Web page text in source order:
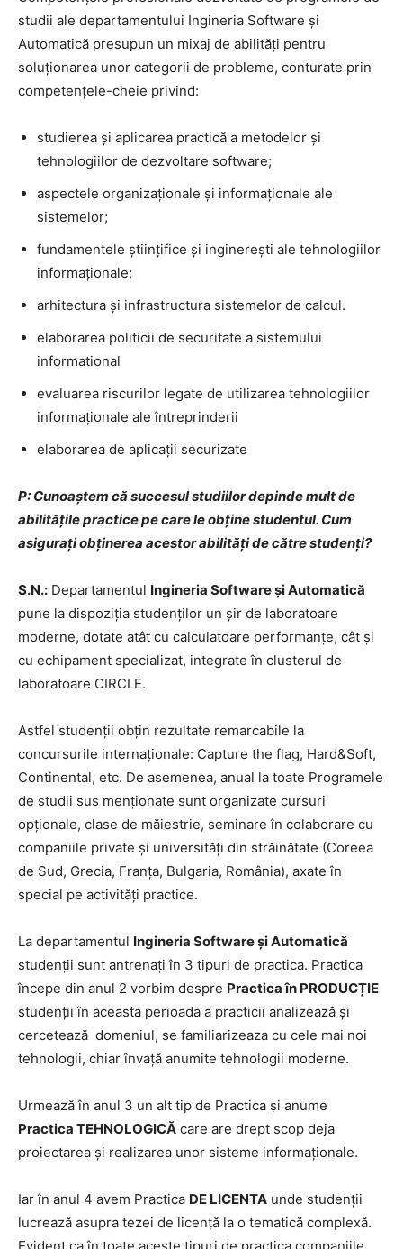
studii ale departamentului Ingineria Software și
Automatică presupun un mixaj de abilități pentru
soluționarea unor categorii de probleme, conturate prin
competențele-cheie privind:
studierea și aplicarea practică a metodelor și
tehnologiilor de dezvoltare software;
aspectele organizaționale și informaționale ale
sistemelor;
fundamentele științifice și inginerești ale tehnologiilor
informaționale;
arhitectura și infrastructura sistemelor de calcul.
elaborarea politicii de securitate a sistemului
informational
evaluarea riscurilor legate de utilizarea tehnologiilor
informaționale ale întreprinderii
elaborarea de aplicații securizate
P: Cunoaștem că succesul studiilor depinde mult de
abilitățile practice pe care le obține studentul. Cum
asigurați obținerea acestor abilități de către studenți?
S.N.: Departamentul Ingineria Software și Automatică
pune la dispoziția studenților un șir de laboratoare
moderne, dotate atât cu calculatoare performanțe, cât și
cu echipament specializat, integrate în clusterul de
laboratoare CIRCLE.
Astfel studenții obțin rezultate remarcabile la
concursurile internaționale: Capture the flag, Hard&Soft,
Continental, etc. De asemenea, anual la toate Programele
de studii sus menționate sunt organizate cursuri
opționale, clase de măiestrie, seminare în colaborare cu
companiile private și universități din străinătate (Coreea
de Sud, Grecia, Franța, Bulgaria, România), axate în
special pe activități practice.
La departamentul Ingineria Software și Automatică
studenții sunt antrenați în 3 tipuri de practica. Practica
începe din anul 2 vorbim despre Practica în PRODUCȚIE
studenții în aceasta perioada a practicii analizează și
cercetează domeniul, se familiarizeaza cu cele mai noi
tehnologii, chiar învață anumite tehnologii moderne.
Urmează în anul 3 un alt tip de Practica și anume
Practica TEHNOLOGICĂ care are drept scop deja
proiectarea și realizarea unor sisteme informaționale.
Iar în anul 4 avem Practica DE LICENTA unde studenții
lucrează asupra tezei de licență la o tematică complexă.